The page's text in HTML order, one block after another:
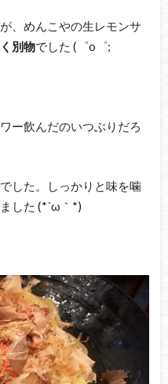
、めんこやの生レモンサ
別物でした (゜o゜;
ー飲んだのいつぶりだろ
した。しっかりと味を噛
した (*´ω｀*)